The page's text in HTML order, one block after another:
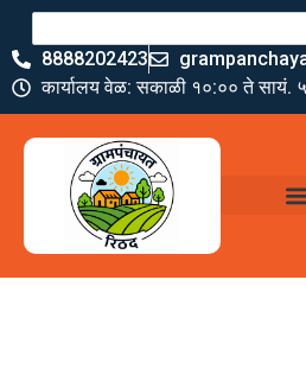
8888202423
कार्यालय वेळ: सकाळी १०:०० ते सायं.